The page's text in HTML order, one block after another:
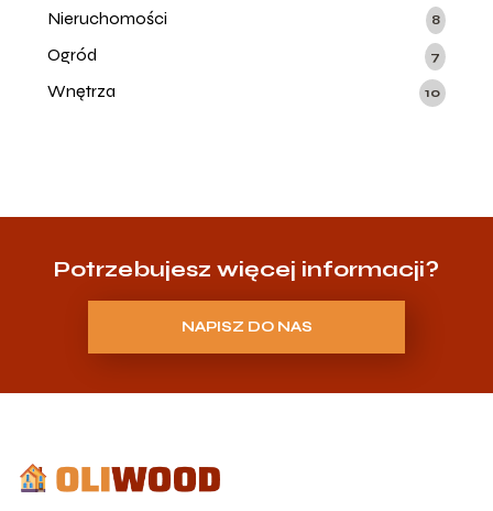
Nieruchomości 8
Ogród 7
Wnętrza 10
Potrzebujesz więcej informacji?
NAPISZ DO NAS